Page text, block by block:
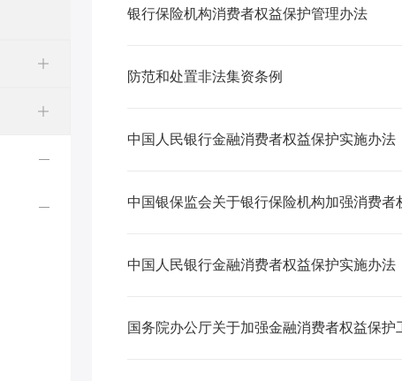
银行保险机构消费者权益保护管理办法
防范和处置非法集资条例
中国人民银行金融消费者权益保护实施办法
中国银保监会关于银行保险机构加强消费
中国人民银行金融消费者权益保护实施办法
国务院办公厅关于加强金融消费者权益保护